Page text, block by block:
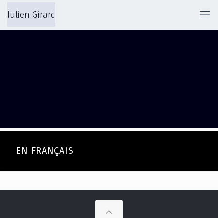
Julien Girard
EN FRANÇAIS